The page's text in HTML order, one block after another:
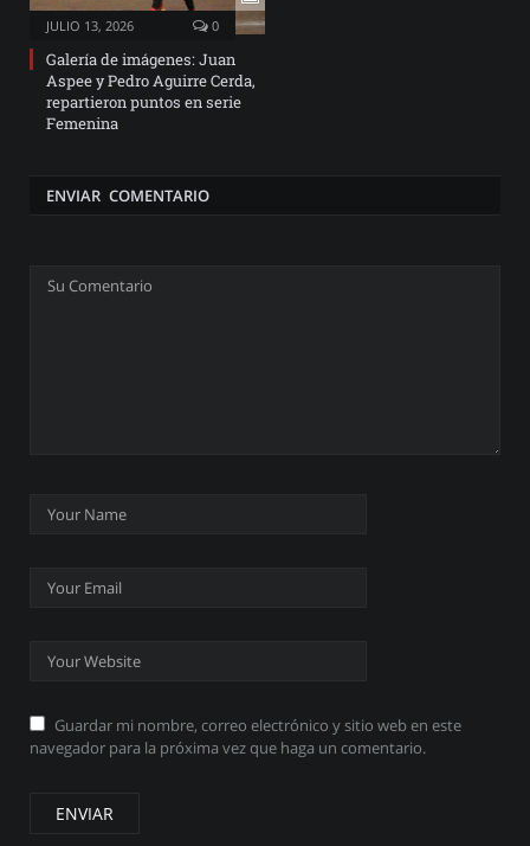
JULIO 13, 2026 0
Galería de imágenes: Juan
Aspee y Pedro Aguirre Cerda,
repartieron puntos en serie
Femenina
ENVIAR COMENTARIO
Guardar mi nombre, correo electrónico y sitio web en este
navegador para la próxima vez que haga un comentario.